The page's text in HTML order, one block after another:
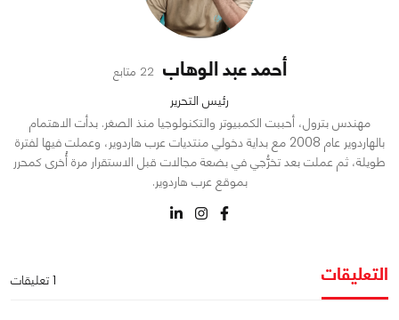
أحمد عبد الوهاب 22 متابع
رئيس التحرير
مهندس بترول، أحببت الكمبيوتر والتكنولوجيا منذ الصغر. بدأت الاهتمام
بالهاردوير عام 2008 مع بداية دخولي منتديات عرب هاردوير، وعملت فيها لفترة
طويلة، ثم عملت بعد تخرُّجي في بضعة مجالات قبل الاستقرار مرة أُخرى كمحرر
بموقع عرب هاردوير.
التعليقات 1 تعليقات